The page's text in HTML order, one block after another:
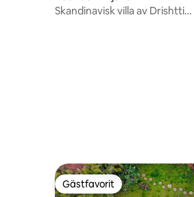
Skandinavisk villa av Drishtti
Gästfavorit
Gästfavorit